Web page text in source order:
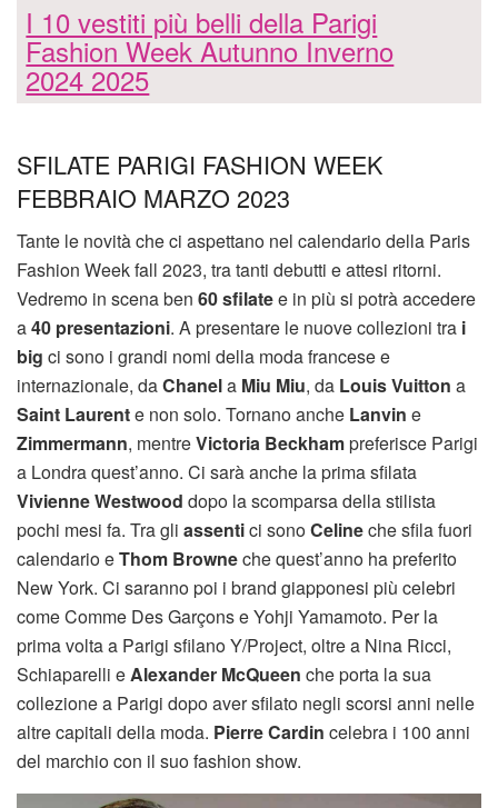
I 10 vestiti più belli della Parigi
Fashion Week Autunno Inverno
2024 2025
SFILATE PARIGI FASHION WEEK
FEBBRAIO MARZO 2023
Tante le novità che ci aspettano nel calendario della Paris
Fashion Week fall 2023, tra tanti debutti e attesi ritorni.
Vedremo in scena ben 60 sfilatee in più si potrà accedere
a40 presentazioni. A presentare le nuove collezioni tra i
big ci sono i grandi nomi della moda francese e
internazionale, daChanela Miu Miu, da Louis Vuitton a
Saint Laurente non solo. Tornano anche Lanvin e
Zimmermann, mentreVictoria Beckhampreferisce Parigi
a Londra quest’anno. Ci sarà anche la prima sfilata
Vivienne Westwood dopo la scomparsa della stilista
pochi mesi fa. Tra gli assentici sonoCelineche sfila fuori
calendario eThom Browneche quest’anno ha preferito
New York. Ci saranno poi i brand giapponesi più celebri
come Comme Des Garçons e Yohji Yamamoto. Per la
prima volta a Parigi sfilano Y/Project, oltre a Nina Ricci,
Schiaparelli eAlexander McQueen che porta la sua
collezione a Parigi dopo aver sfilato negli scorsi anni nelle
altre capitali della moda. Pierre Cardin celebra i 100 anni
del marchio con il suo fashion show.